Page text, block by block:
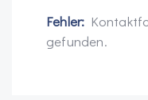
Fehler:
gefunden.